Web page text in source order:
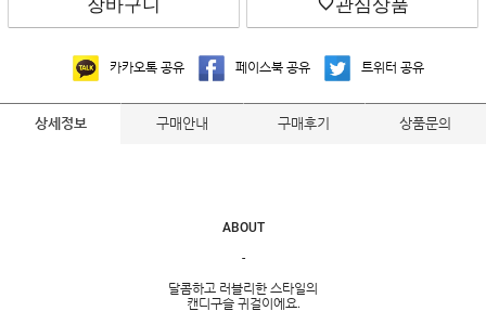
장바구니 관심상품
카카오톡 공유 페이스북 공유 트위터 공유
상세정보 구매안내 구매후기 상품문의
ABOUT
-
달콤하고 러블리한 스타일의
캔디구슬 귀걸이에요.